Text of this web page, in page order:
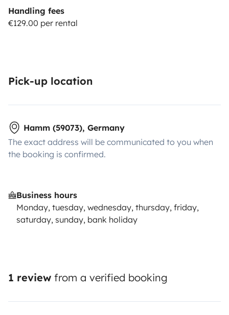
Handling fees
€129.00 per rental
Pick-up location
Hamm (59073), Germany
The exact address will be communicated to you when
the booking is confirmed.
Business hours
Monday, tuesday, wednesday, thursday, friday,
saturday, sunday, bank holiday
1 review from a verified booking